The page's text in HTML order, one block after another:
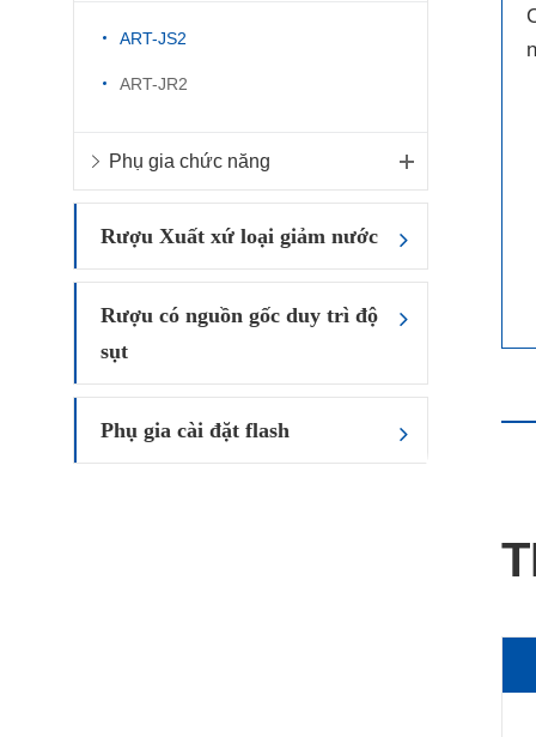
ART-JS2
ART-JR2
Phụ gia chức năng
Rượu Xuất xứ loại giảm nước
Rượu có nguồn gốc duy trì độ
sụt
Phụ gia cài đặt flash